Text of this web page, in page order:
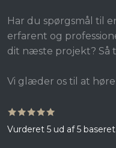
Har du spørgsmål til
erfarent og
dit næste projekt? Så
​Vi glæder os til at høre
🟊🟊🟊🟊🟊
Vurderet 5 ud af 5